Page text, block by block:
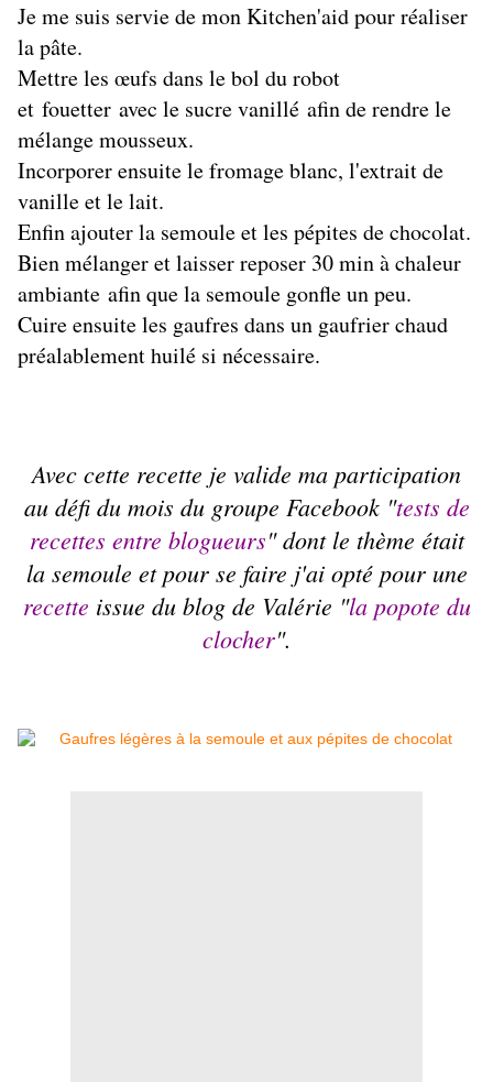
Je me suis servie de mon Kitchen'aid pour réaliser
la pâte.
Mettre les œufs dans le bol du robot
et fouetter avec le sucre vanillé afin de rendre le
mélange mousseux.
Incorporer ensuite le fromage blanc, l'extrait de
vanille et le lait.
Enfin ajouter la semoule et les pépites de chocolat.
Bien mélanger et laisser reposer 30 min à chaleur
ambiante afin que la semoule gonfle un peu.
Cuire ensuite les gaufres dans un gaufrier chaud
préalablement huilé si nécessaire.
Avec cette recette je valide ma participation
au défi du mois du groupe Facebook "tests de
recettes entre blogueurs" dont le thème était
la semoule et pour se faire j'ai opté pour une
recette issue du blog de Valérie "la popote du
clocher".